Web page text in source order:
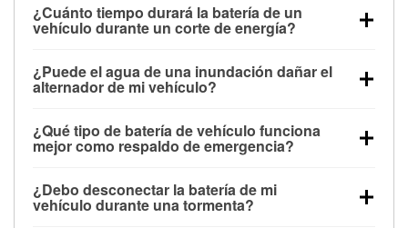
¿Cuánto tiempo durará la batería de un
vehículo durante un corte de energía?
alimentar pequeños accesorios durante un tiempo
limitado, pero el uso repetido sin conducir el vehículo
contar con un equipo de carga de respaldo para
cortes prolongados.
¿Puede el agua de una inundación dañar el
alternador de mi vehículo?
parte baja del compartimento del motor y pueden
dañarse si se sumergen, lo que puede provocar una
días después de la exposición.
¿Qué tipo de batería de vehículo funciona
mejor como respaldo de emergencia?
para aplicaciones de ciclo profundo porque son
selladas, resistentes a las vibraciones y más
¿Debo desconectar la batería de mi
vehículo durante una tormenta?